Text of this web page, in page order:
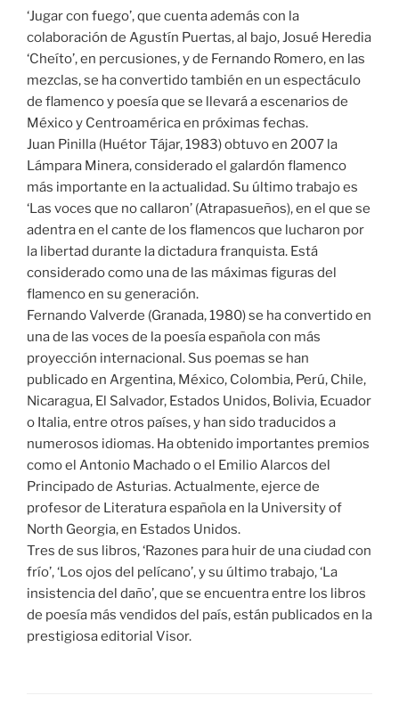
‘Jugar con fuego’, que cuenta además con la
colaboración de Agustín Puertas, al bajo, Josué Heredia
‘Cheíto’, en percusiones, y de Fernando Romero, en las
mezclas, se ha convertido también en un espectáculo
de flamenco y poesía que se llevará a escenarios de
México y Centroamérica en próximas fechas.
Juan Pinilla (Huétor Tájar, 1983) obtuvo en 2007 la
Lámpara Minera, considerado el galardón flamenco
más importante en la actualidad. Su último trabajo es
‘Las voces que no callaron’ (Atrapasueños), en el que se
adentra en el cante de los flamencos que lucharon por
la libertad durante la dictadura franquista. Está
considerado como una de las máximas figuras del
flamenco en su generación.
Fernando Valverde (Granada, 1980) se ha convertido en
una de las voces de la poesía española con más
proyección internacional. Sus poemas se han
publicado en Argentina, México, Colombia, Perú, Chile,
Nicaragua, El Salvador, Estados Unidos, Bolivia, Ecuador
o Italia, entre otros países, y han sido traducidos a
numerosos idiomas. Ha obtenido importantes premios
como el Antonio Machado o el Emilio Alarcos del
Principado de Asturias. Actualmente, ejerce de
profesor de Literatura española en la University of
North Georgia, en Estados Unidos.
Tres de sus libros, ‘Razones para huir de una ciudad con
frío’, ‘Los ojos del pelícano’, y su último trabajo, ‘La
insistencia del daño’, que se encuentra entre los libros
de poesía más vendidos del país, están publicados en la
prestigiosa editorial Visor.